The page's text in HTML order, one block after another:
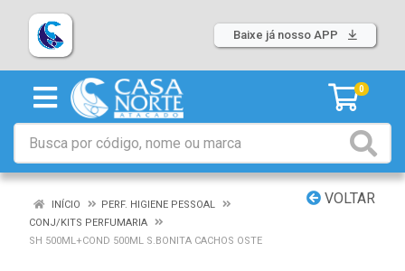
Baixe já nosso APP
0
VOLTAR
INÍCIO
PERF. HIGIENE PESSOAL
CONJ/KITS PERFUMARIA
SH 500ML+COND 500ML S.BONITA CACHOS OSTE